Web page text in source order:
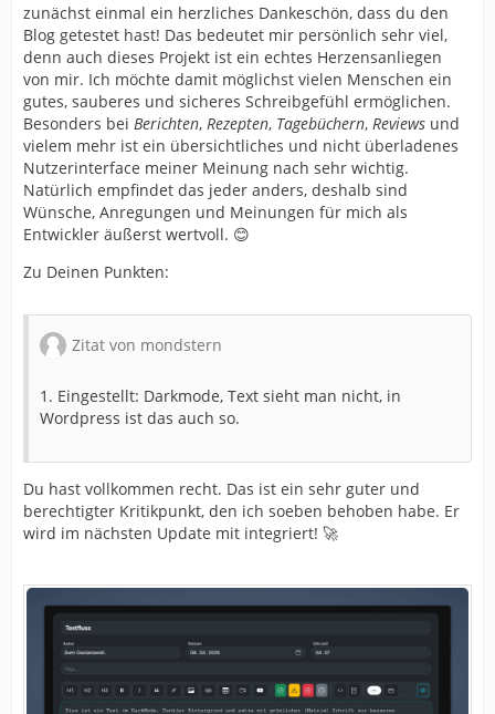
zunächst einmal ein herzliches Dankeschön, dass du den
Blog getestet hast! Das bedeutet mir persönlich sehr viel,
denn auch dieses Projekt ist ein echtes Herzensanliegen
von mir. Ich möchte damit möglichst vielen Menschen ein
gutes, sauberes und sicheres Schreibgefühl ermöglichen.
Besonders bei Berichten, Rezepten, Tagebüchern, Reviews und
vielem mehr ist ein übersichtliches und nicht überladenes
Nutzerinterface meiner Meinung nach sehr wichtig.
Natürlich empfindet das jeder anders, deshalb sind
Wünsche, Anregungen und Meinungen für mich als
Entwickler äußerst wertvoll. 😊
Zu Deinen Punkten:
Zitat von mondstern
1. Eingestellt: Darkmode, Text sieht man nicht, in
Wordpress ist das auch so.
Du hast vollkommen recht. Das ist ein sehr guter und
berechtigter Kritikpunkt, den ich soeben behoben habe. Er
wird im nächsten Update mit integriert! 🚀